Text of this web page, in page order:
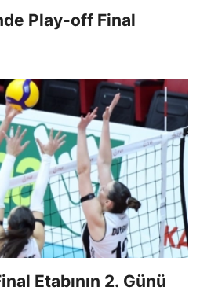
Play-off Final
Etabının 2. Günü